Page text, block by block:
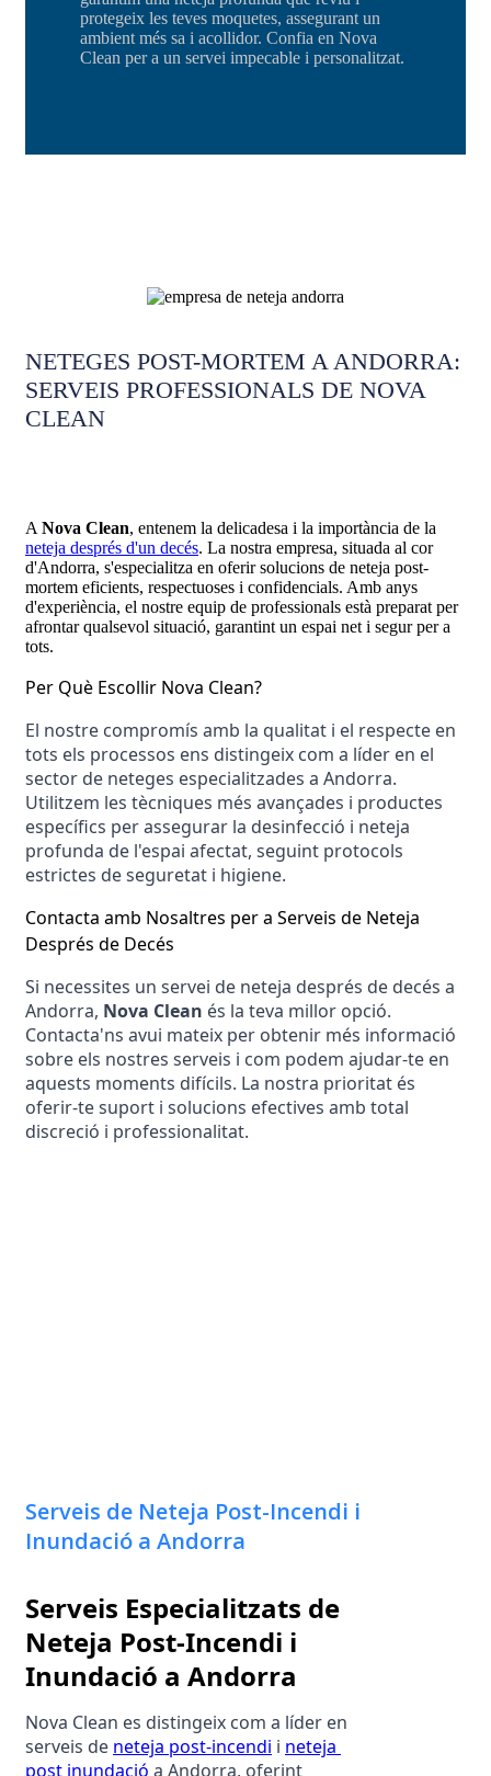
protegeix les teves moquetes, assegurant un
ambient més sa i acollidor. Confia en Nova
Clean per a un servei impecable i personalitzat.
NETEGES POST-MORTEM A ANDORRA:
SERVEIS PROFESSIONALS DE NOVA
CLEAN
A Nova Clean, entenem la delicadesa i la importància de la
neteja després d'un decés. La nostra empresa, situada al cor
d'Andorra, s'especialitza en oferir solucions de neteja post-
mortem eficients, respectuoses i confidencials. Amb anys
d'experiència, el nostre equip de professionals està preparat per
afrontar qualsevol situació, garantint un espai net i segur per a
tots.
Per Què Escollir Nova Clean?
El nostre compromís amb la qualitat i el respecte en
tots els processos ens distingeix com a líder en el
sector de neteges especialitzades a Andorra.
Utilitzem les tècniques més avançades i productes
específics per assegurar la desinfecció i neteja
profunda de l'espai afectat, seguint protocols
estrictes de seguretat i higiene.
Contacta amb Nosaltres per a Serveis de Neteja
Després de Decés
Si necessites un servei de neteja després de decés a
Andorra, Nova Clean és la teva millor opció.
Contacta'ns avui mateix per obtenir més informació
sobre els nostres serveis i com podem ajudar-te en
aquests moments difícils. La nostra prioritat és
oferir-te suport i solucions efectives amb total
discreció i professionalitat.
Serveis de Neteja Post-Incendi i
Inundació a Andorra
Serveis Especialitzats de
Neteja Post-Incendi i
Inundació a Andorra
Nova Clean es distingeix com a líder en
serveis de neteja post-incendi i neteja
post inundació a Andorra, oferint